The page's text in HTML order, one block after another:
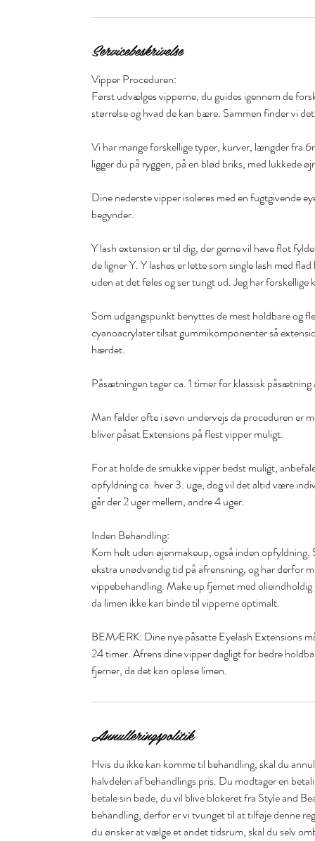
Servicebeskrivelse
Vipper Proceduren:
Først udvælges vipperne, du guides igennem de
størrelse og hvad de kan bære. Sammen finder vi
Vi har mange forskellige typer, kurver, længder fra
ligger du på ryggen, på en blød briks, med lukkede
Dine nederste vipper isoleres med en fugtgivende
begynder.
Y lash extension er til dig, der gerne vil have flot
de ligner Y. Y lashes er lette som single lash med
uden at det føles og ser tungt ud. Jeg har
Som udgangspunkt benyttes de mest holdbare og
cyanoacrylater tilsat gummikomponenter så
hærdet.
Påsætningen tager ca. 1 timer for klassisk
Man falder ofte i søvn undervejs da proceduren er
bliver påsat Extensions på flest vipper muligt.
For at holde de smukke vipper bedst muligt,
opfyldning ca. hver 3. uge, dog vil det altid være
går der 2 uger mellem, andre 4 uger.
Inden Behandling:
Kom helt uden øjenmakeup, også inden
ekstra unødvendig tid på afrensning, og har derfor
vippebehandling. Make up fjernet med
da limen ikke kan binde til vipperne optimalt.
BEMÆRK: Dine nye påsatte Eyelash Extensions
24 timer. Afrens dine vipper dagligt for bedre
fjerner, da det kan opløse limen.
Annulleringspolitik
Hvis du ikke kan komme til behandling, skal du
halvdelen af behandlings pris. Du modtager en
betale sin bøde, du vil blive blokeret fra Style and
behandling, derfor er vi tvunget til at tilføje denne
du ønsker at vælge et andet tidsrum, skal du selv